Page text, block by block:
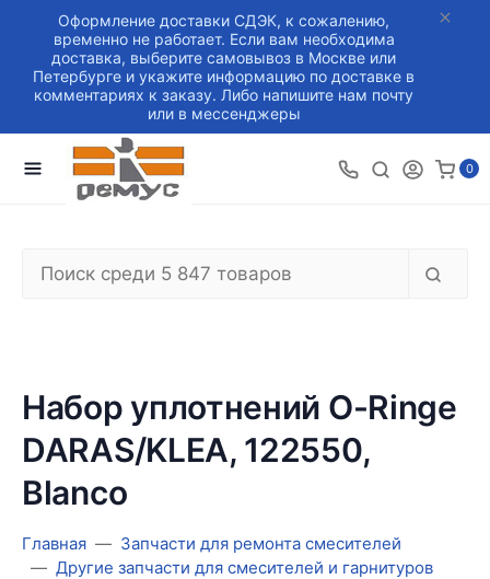
Оформление доставки СДЭК, к сожалению,
временно не работает. Если вам необходима
доставка, выберите самовывоз в Москве или
Петербурге и укажите информацию по доставке в
комментариях к заказу. Либо напишите нам почту
или в мессенджеры
0
Набор уплотнений O-Ringe
DARAS/KLEA, 122550,
Blanco
Главная
Запчасти для ремонта смесителей
Другие запчасти для смесителей и гарнитуров